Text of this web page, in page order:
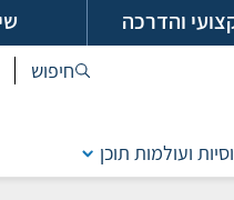
והדרכה
חיפוש
ועולמות תוכן